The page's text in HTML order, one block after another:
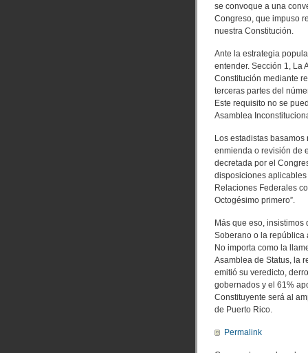
se convoque a una
Congreso, que impuso
nuestra Constitución.
Ante la estrategia
entender. Sección 1, La
Constitución mediante
terceras partes del
Este requisito no se
Asamblea
Los estadistas
enmienda o revisión de
decretada por el
disposiciones
Relaciones Federales
Octogésimo primero”.
Más que eso,
Soberano o la república
No importa como la
Asamblea de Status, la
emitió su veredicto,
gobernados y el 61%
Constituyente será al
de Puerto Rico.
Permalink